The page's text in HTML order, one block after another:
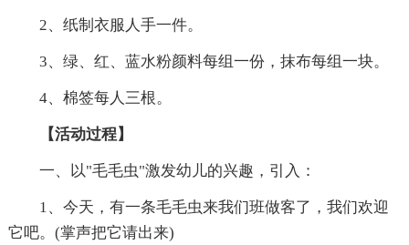
2、纸制衣服人手一件。
3、绿、红、蓝水粉颜料每组一份，抹布每组一块。
4、棉签每人三根。
【活动过程】
一、以"毛毛虫"激发幼儿的兴趣，引入：
1、今天，有一条毛毛虫来我们班做客了，我们欢迎
它吧。(掌声把它请出来)